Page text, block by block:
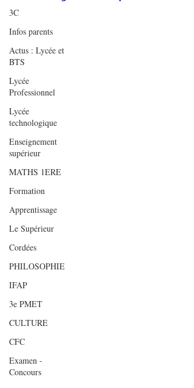
3C
Infos parents
Actus : Lycée et
BTS
Lycée
Professionnel
Lycée
technologique
Enseignement
supérieur
MATHS 1ERE
Formation
Apprentissage
Le Supérieur
Cordées
PHILOSOPHIE
IFAP
3e PMET
CULTURE
CFC
Examen -
Concours